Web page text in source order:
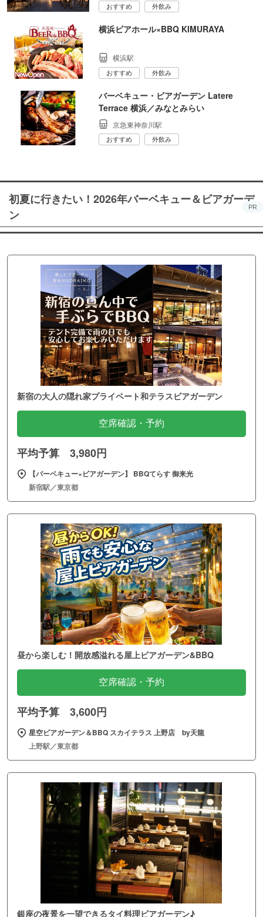
おすすめ 外飲み
横浜ビアホール×BBQ KIMURAYA
横浜駅
おすすめ 外飲み
バーベキュー・ビアガーデン Latere
Terrace 横浜／みなとみらい
京急東神奈川駅
おすすめ 外飲み
初夏に行きたい！2026年バーベキュー＆ビアガーデ
ン
PR
新宿の大人の隠れ家プライベート和テラスビアガーデン
空席確認・予約
平均予算 3,980円
【バーベキュー×ビアガーデン】 BBQてらす 御来光
新宿駅／東京都
昼から楽しむ！開放感溢れる屋上ビアガーデン&BBQ
空席確認・予約
平均予算 3,600円
星空ビアガーデン＆BBQ スカイテラス 上野店 by天龍
上野駅／東京都
銀座の夜景を一望できるタイ料理ビアガーデン♪